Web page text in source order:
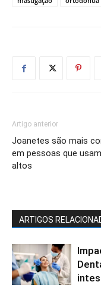
Artigo anterior
Joanetes são mais
em pessoas que
altos
ARTIGOS